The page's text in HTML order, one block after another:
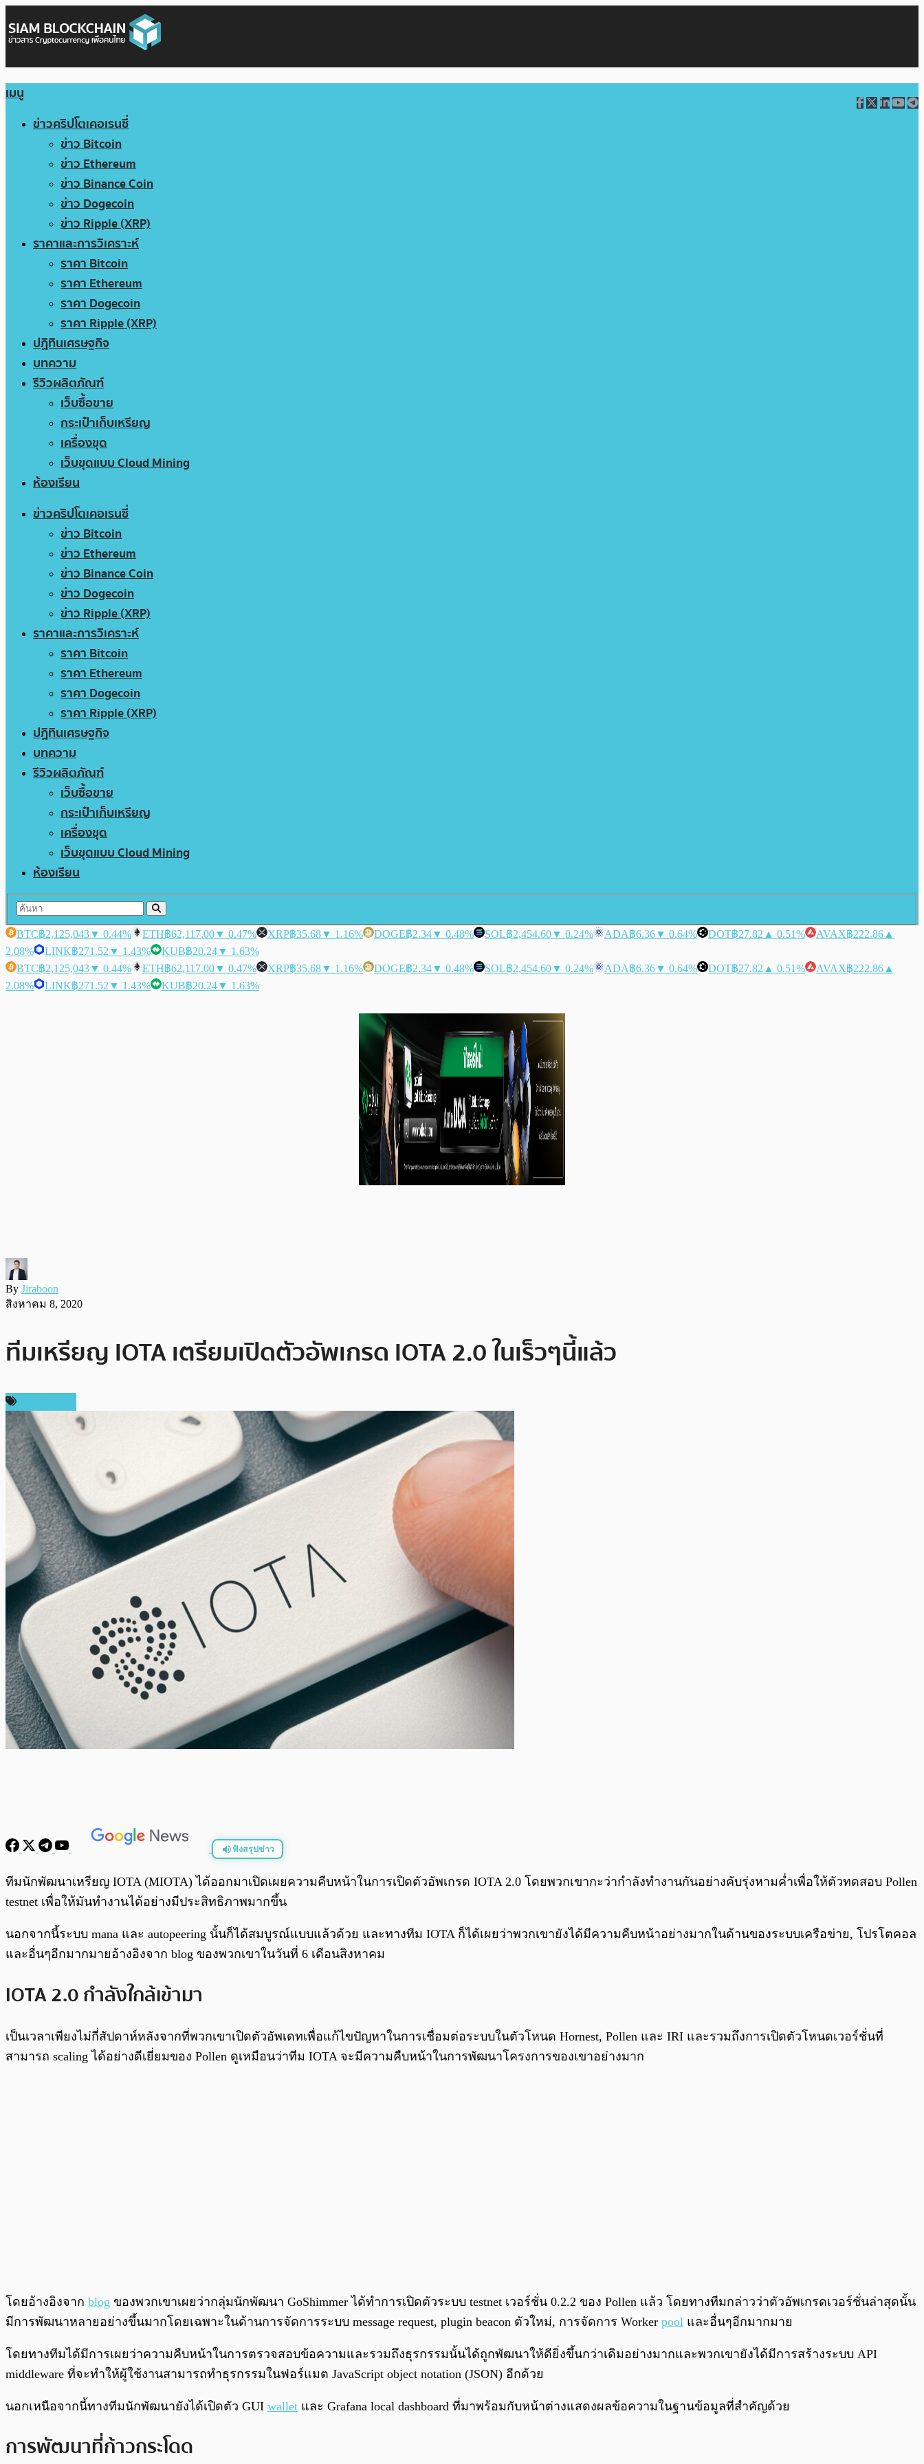
เมนู
ข่าวคริปโตเคอเรนซี่
ข่าว Bitcoin
ข่าว Ethereum
ข่าว Binance Coin
ข่าว Dogecoin
ข่าว Ripple (XRP)
ราคาและการวิเคราะห์
ราคา Bitcoin
ราคา Ethereum
ราคา Dogecoin
ราคา Ripple (XRP)
ปฏิทินเศรษฐกิจ
บทความ
รีวิวผลิตภัณฑ์
เว็บซื้อขาย
กระเป๋าเก็บเหรียญ
เครื่องขุด
เว็บขุดแบบ Cloud Mining
ห้องเรียน
ข่าวคริปโตเคอเรนซี่
ข่าว Bitcoin
ข่าว Ethereum
ข่าว Binance Coin
ข่าว Dogecoin
ข่าว Ripple (XRP)
ราคาและการวิเคราะห์
ราคา Bitcoin
ราคา Ethereum
ราคา Dogecoin
ราคา Ripple (XRP)
ปฏิทินเศรษฐกิจ
บทความ
รีวิวผลิตภัณฑ์
เว็บซื้อขาย
กระเป๋าเก็บเหรียญ
เครื่องขุด
เว็บขุดแบบ Cloud Mining
ห้องเรียน
BTC฿2,125,043▼ 0.44% ETH฿62,117.00▼ 0.47% XRP฿35.68▼ 1.16% DOGE฿2.34▼ 0.48% SOL฿2,454.60▼ 0.24% ADA฿6.36▼ 0.64% DOT฿27.82 ▲ 0.51% AVAX฿222.86 ▲
2.08%
LINK฿271.52 ▼ 1.43% KUB฿20.24▼ 1.63%
BTC฿2,125,043▼ 0.44% ETH฿62,117.00▼ 0.47% XRP฿35.68▼ 1.16% DOGE฿2.34▼ 0.48% SOL฿2,454.60▼ 0.24% ADA฿6.36▼ 0.64% DOT฿27.82 ▲ 0.51% AVAX฿222.86 ▲
2.08%
LINK฿271.52 ▼ 1.43% KUB฿20.24▼ 1.63%
By Jiraboon
สิงหาคม 8, 2020
ทีมเหรียญ IOTA เตรียมเปิดตัวอัพเกรด IOTA 2.0 ในเร็วๆนี้แล้ว
ฟังสรุปข่าว
พร้อมเล่น 0:00
ทีมนักพัฒนาเหรียญ IOTA (MIOTA) ได้ออกมาเปิดเผยความคืบหน้าในการเปิดตัวอัพเกรด IOTA 2.0 โดยพวกเขากะว่ากำลังทำงานกันอย่างคับรุ่งหามค่ำเพื่อให้ตัวทดสอบ Pollen
testnet เพื่อให้มันทำงานได้อย่างมีประสิทธิภาพมากขึ้น
นอกจากนี้ระบบ mana และ autopeering นั้นก็ได้สมบูรณ์แบบแล้วด้วย และทางทีม IOTA ก็ได้เผยว่าพวกเขายังได้มีความคืบหน้าอย่างมากในด้านของระบบเครือข่าย, โปรโตคอล
และอื่นๆอีกมากมายอ้างอิงจาก blog ของพวกเขาในวันที่ 6 เดือนสิงหาคม
IOTA 2.0 กำลังใกล้เข้ามา
เป็นเวลาเพียงไม่กี่สัปดาห์หลังจากที่พวกเขาเปิดตัวอัพเดทเพื่อแก้ไขปัญหาในการเชื่อมต่อระบบในตัวโหนด Hornest, Pollen และ IRI และรวมถึงการเปิดตัวโหนดเวอร์ชั่นที่
สามารถ scaling ได้อย่างดีเยี่ยมของ Pollen ดูเหมือนว่าทีม IOTA จะมีความคืบหน้าในการพัฒนาโครงการของเขาอย่างมาก
โดยอ้างอิงจาก blog ของพวกเขาเผยว่ากลุ่มนักพัฒนา GoShimmer ได้ทำการเปิดตัวระบบ testnet เวอร์ชั่น 0.2.2 ของ Pollen แล้ว โดยทางทีมกล่าวว่าตัวอัพเกรดเวอร์ชั่นล่าสุดนั้น
มีการพัฒนาหลายอย่างขึ้นมากโดยเฉพาะในด้านการจัดการระบบ message request, plugin beacon ตัวใหม่, การจัดการ Worker pool และอื่นๆอีกมากมาย
โดยทางทีมได้มีการเผยว่าความคืบหน้าในการตรวจสอบข้อความและรวมถึงธุรกรรมนั้นได้ถูกพัฒนาให้ดียิ่งขึ้นกว่าเดิมอย่างมากและพวกเขายังได้มีการสร้างระบบ API
middleware ที่จะทำให้ผู้ใช้งานสามารถทำธุรกรรมในฟอร์แมต JavaScript object notation (JSON) อีกด้วย
นอกเหนือจากนี้ทางทีมนักพัฒนายังได้เปิดตัว GUI wallet และ Grafana local dashboard ที่มาพร้อมกับหน้าต่างแสดงผลข้อความในฐานข้อมูลที่สำคัญด้วย
การพัฒนาที่ก้าวกระโดด